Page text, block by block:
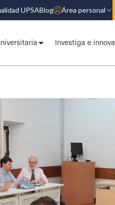
UPSABlog Área personal
Investiga e innova